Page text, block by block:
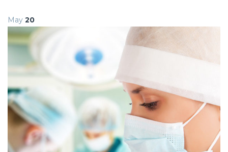
May 20